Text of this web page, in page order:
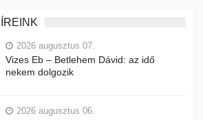
2026 augusztus 07.
Vizes Eb – Betlehem Dávid: az idő
nekem dolgozik
2026 augusztus 06.